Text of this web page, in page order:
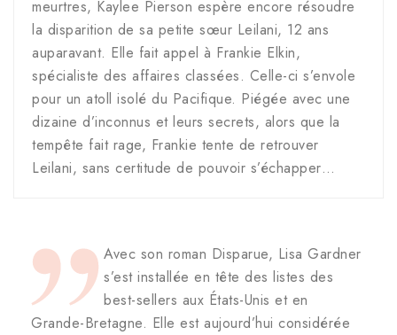
meurtres, Kaylee Pierson espère encore résoudre
la disparition de sa petite sœur Leilani, 12 ans
auparavant. Elle fait appel à Frankie Elkin,
spécialiste des affaires classées. Celle-ci s’envole
pour un atoll isolé du Pacifique. Piégée avec une
dizaine d’inconnus et leurs secrets, alors que la
tempête fait rage, Frankie tente de retrouver
Leilani, sans certitude de pouvoir s’échapper…
Avec son roman Disparue, Lisa Gardner
s’est installée en tête des listes des
best-sellers aux États-Unis et en
Grande-Bretagne. Elle est aujourd’hui considérée